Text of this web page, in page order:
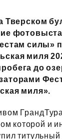
Тверском
силы»
миля
до
миля».
которой и
титульный